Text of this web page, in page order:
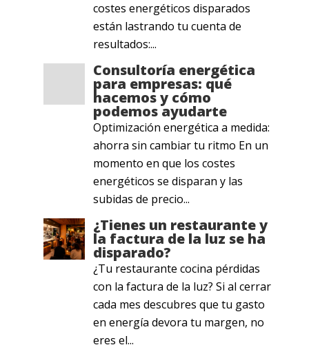
costes energéticos disparados
están lastrando tu cuenta de
resultados:...
Consultoría energética
para empresas: qué
hacemos y cómo
podemos ayudarte
Optimización energética a medida:
ahorra sin cambiar tu ritmo En un
momento en que los costes
energéticos se disparan y las
subidas de precio...
¿Tienes un restaurante y
la factura de la luz se ha
disparado?
¿Tu restaurante cocina pérdidas
con la factura de la luz? Si al cerrar
cada mes descubres que tu gasto
en energía devora tu margen, no
eres el...